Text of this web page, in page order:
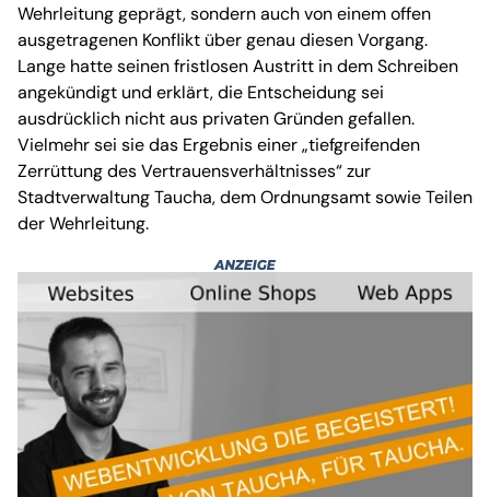
Wehrleitung geprägt, sondern auch von einem offen
ausgetragenen Konflikt über genau diesen Vorgang.
Lange hatte seinen fristlosen Austritt in dem Schreiben
angekündigt und erklärt, die Entscheidung sei
ausdrücklich nicht aus privaten Gründen gefallen.
Vielmehr sei sie das Ergebnis einer „tiefgreifenden
Zerrüttung des Vertrauensverhältnisses“ zur
Stadtverwaltung Taucha, dem Ordnungsamt sowie Teilen
der Wehrleitung.